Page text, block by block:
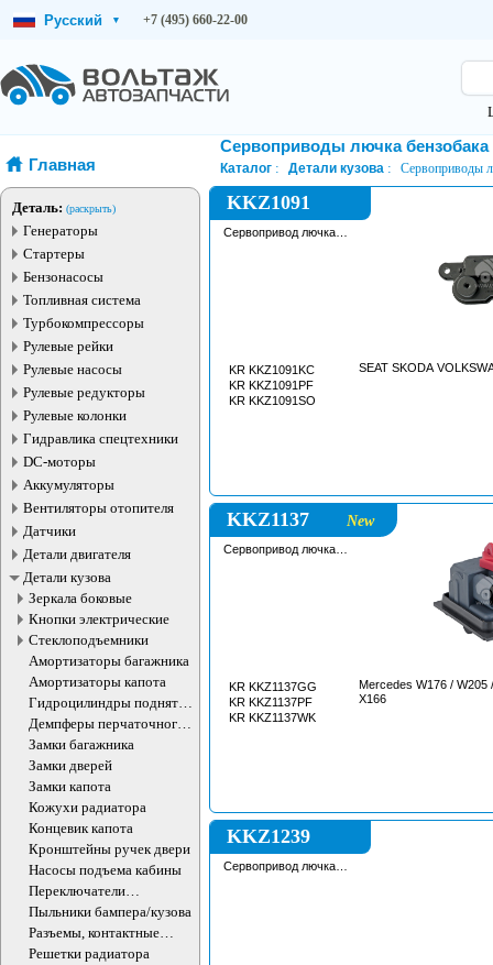
Русский ▾ +7 (495) 660-22-00
Главная
Деталь: (раскрыть)
Генераторы
Стартеры
Бензонасосы
Топливная система
Турбокомпрессоры
Рулевые рейки
Рулевые насосы
Рулевые редукторы
Рулевые колонки
Гидравлика спецтехники
DC-моторы
Аккумуляторы
Вентиляторы отопителя
Датчики
Детали двигателя
Детали кузова
Зеркала боковые
Кнопки электрические
Стеклоподъемники
Амортизаторы багажника
Амортизаторы капота
Гидроцилиндры поднятия
кабины
Демпферы перчаточного
ящика
Замки багажника
Замки дверей
Замки капота
Кожухи радиатора
Концевик капота
Кронштейны ручек двери
Насосы подъема кабины
Переключатели
подрулевые
Пыльники бампера/кузова
Разъемы, контактные
группы
Решетки радиатора
Сервоприводы лючка бензобака
Каталог Детали кузова Сервоприводы
KKZ1091
Сервопривод лючка
KR KKZ1091KC
KR KKZ1091PF
KR KKZ1091SO
SEAT SKODA
KKZ1137 New
Сервопривод лючка
KR KKZ1137GG
KR KKZ1137PF
KR KKZ1137WK
Mercedes W176 / W205
X166
KKZ1239
Сервопривод лючка